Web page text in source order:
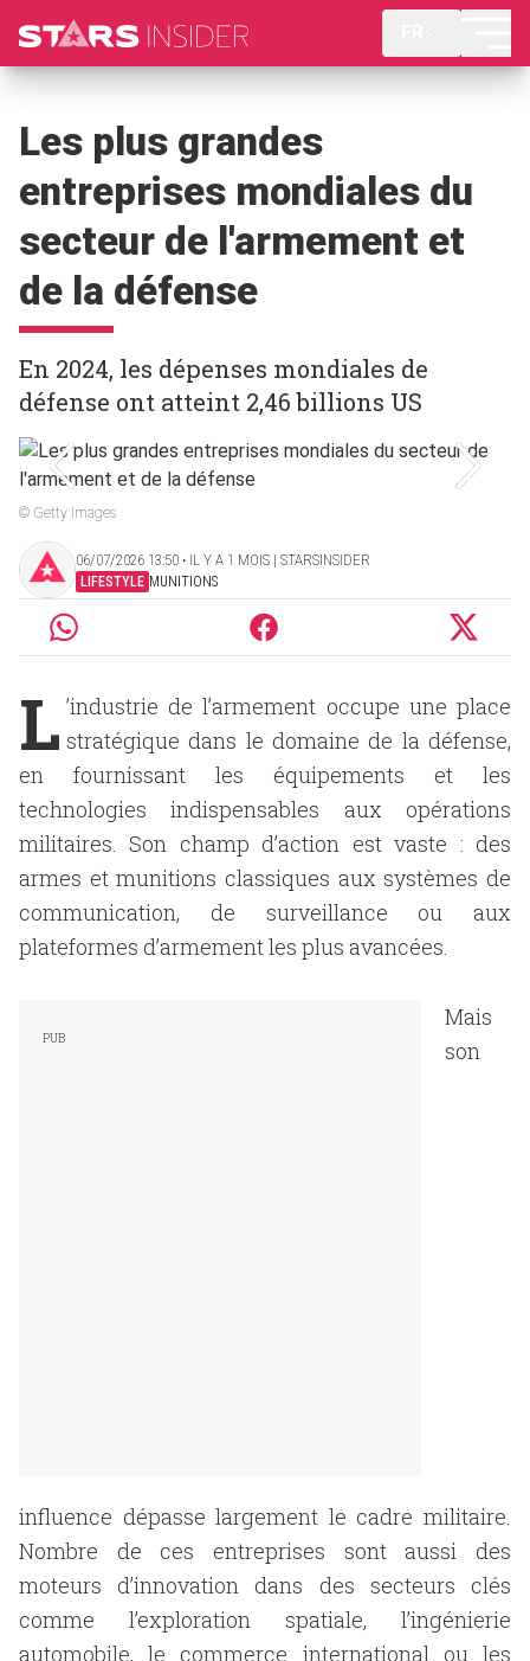
Les plus grandes
entreprises mondiales du
secteur de l'armement et
de la défense
En 2024, les dépenses mondiales de
défense ont atteint 2,46 billions US
© Getty Images
06/07/2026 13:50 ‧ IL Y A 1 MOIS | STARSINSIDER
LIFESTYLE MUNITIONS
L ’industrie de l’armement occupe une place
stratégique dans le domaine de la défense,
en fournissant les équipements et les
technologies indispensables aux opérations
militaires. Son champ d’action est vaste : des
armes et munitions classiques aux systèmes de
communication, de surveillance ou aux
plateformes d’armement les plus avancées.
Mais
son
influence dépasse largement le cadre militaire.
Nombre de ces entreprises sont aussi des
moteurs d’innovation dans des secteurs clés
comme l’exploration spatiale, l’ingénierie
automobile, le commerce international ou les